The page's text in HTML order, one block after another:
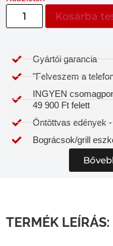
Kosárba
Gyártói garancia​
"Felveszem a
INGYEN
49 900 Ft felett
Öntöttvas edények
Bográcsok/grill
TERMÉK LEÍRÁS: